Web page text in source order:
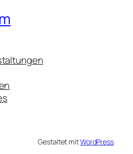
Gestaltet mitWordPress